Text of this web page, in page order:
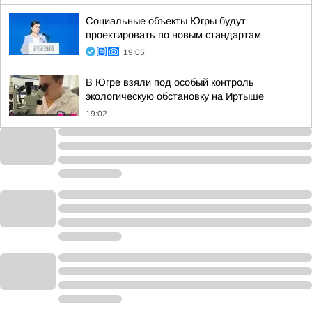
Социальные объекты Югры будут
проектировать по новым стандартам
19:05
В Югре взяли под особый контроль
экологическую обстановку на Иртыше
19:02